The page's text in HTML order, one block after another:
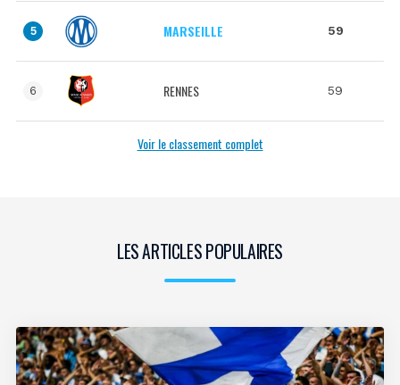
5 MARSEILLE 59
6 RENNES 59
Voir le classement complet
LES ARTICLES POPULAIRES